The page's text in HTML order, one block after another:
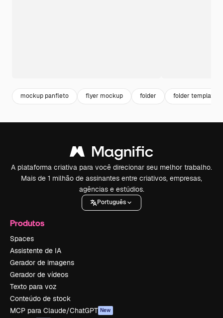
mockup panfleto flyer mockup folder folder template
A plataforma criativa para você direcionar seu melhor trabalho.
Mais de 1 milhão de assinantes entre criativos, empresas,
agências e estúdios.
Português
Produtos
Spaces
Assistente de IA
Gerador de imagens
Gerador de vídeos
Texto para voz
Conteúdo de stock
MCP para Claude/ChatGPT New